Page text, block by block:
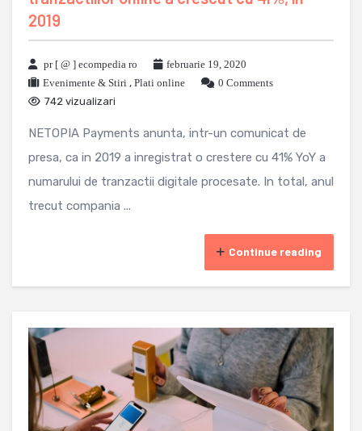
2019
pr [ @ ] ecompedia ro
februarie 19, 2020
Evenimente & Stiri , Plati online
0 Comments
742 vizualizari
NETOPIA Payments anunta, intr-un comunicat de
presa, ca in 2019 a inregistrat o crestere cu 41% YoY a
numarului de tranzactii digitale procesate. In total, anul
trecut compania ...
Continue reading